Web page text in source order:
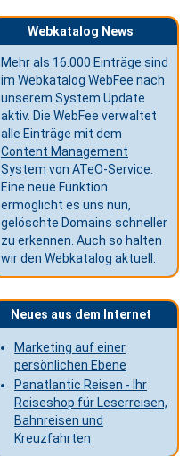
Webkatalog News
Mehr als 16.000 Einträge sind
im Webkatalog WebFee nach
unserem System Update
aktiv. Die WebFee verwaltet
alle Einträge mit dem
Content Management
System von ATeO-Service.
Eine neue Funktion
ermöglicht es uns nun,
gelöschte Domains schneller
zu erkennen. Auch so halten
wir den Webkatalog aktuell.
Neues aus dem Internet
Marketing auf einer
persönlichen Ebene
Panatlantic Reisen - Ihr
Reiseshop für Leserreisen,
Bahnreisen und
Kreuzfahrten